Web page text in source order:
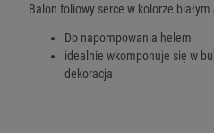
Balon foliowy serce w kolorze
Do napompowania helem
idealnie wkomponuje się w
dekoracja